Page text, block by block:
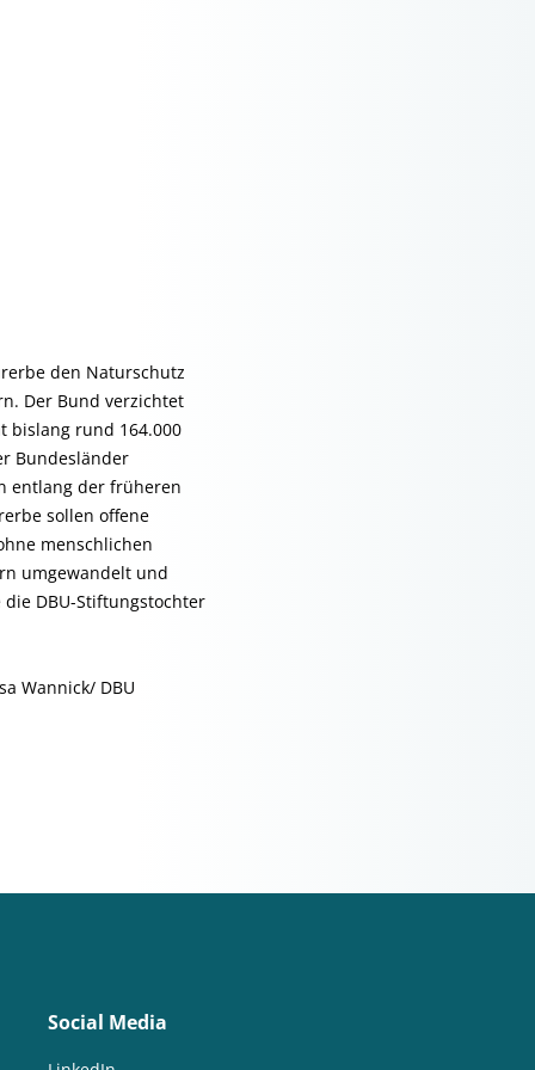
den Naturschutz
Der Bund verzichtet
bislang rund 164.000
Bundesländer
entlang der früheren
sollen offene
menschlichen
umgewandelt und
DBU-Stiftungstochter
Wannick/ DBU
Social Media